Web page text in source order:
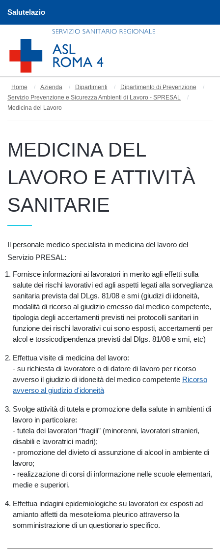
Salutelazio
Home Azienda Dipartimenti
Dipartimento di Prevenzione
Servizio Prevenzione e Sicurezza Ambienti di Lavoro - SPRESAL
Medicina del Lavoro
MEDICINA DEL
LAVORO E ATTIVITÀ
SANITARIE
Il personale medico specialista in medicina del lavoro del
Servizio PRESAL:
Fornisce informazioni ai lavoratori in merito agli effetti sulla
salute dei rischi lavorativi ed agli aspetti legati alla sorveglianza
sanitaria prevista dal DLgs. 81/08 e smi (giudizi di idoneità,
modalità di ricorso al giudizio emesso dal medico competente,
tipologia degli accertamenti previsti nei protocolli sanitari in
funzione dei rischi lavorativi cui sono esposti, accertamenti per
alcol e tossicodipendenza previsti dal Dlgs. 81/08 e smi, etc)
Effettua visite di medicina del lavoro:
- su richiesta di lavoratore o di datore di lavoro per ricorso
avverso il giudizio di idoneità del medico competente Ricorso
avverso al giudizio d'idoneità
Svolge attività di tutela e promozione della salute in ambienti di
lavoro in particolare:
- tutela dei lavoratori “fragili” (minorenni, lavoratori stranieri,
disabili e lavoratrici madri);
- promozione del divieto di assunzione di alcool in ambiente di
lavoro;
- realizzazione di corsi di informazione nelle scuole elementari,
medie e superiori.
Effettua indagini epidemiologiche su lavoratori ex esposti ad
amianto affetti da mesotelioma pleurico attraverso la
somministrazione di un questionario specifico.